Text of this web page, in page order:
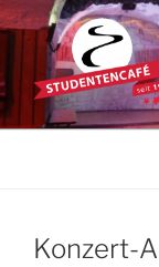
Zum
Inhalt
springen
Die Kultkneipe in
Konzert-